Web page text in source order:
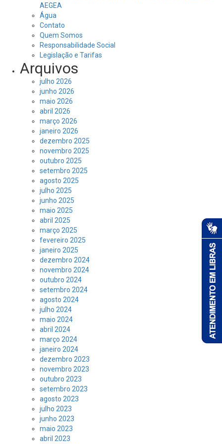
AEGEA
Água
Contato
Quem Somos
Responsabilidade Social
Legislação e Tarifas
Arquivos
julho 2026
junho 2026
maio 2026
abril 2026
março 2026
janeiro 2026
dezembro 2025
novembro 2025
outubro 2025
setembro 2025
agosto 2025
julho 2025
junho 2025
maio 2025
abril 2025
março 2025
fevereiro 2025
janeiro 2025
dezembro 2024
novembro 2024
outubro 2024
setembro 2024
agosto 2024
julho 2024
maio 2024
abril 2024
março 2024
janeiro 2024
dezembro 2023
novembro 2023
outubro 2023
setembro 2023
agosto 2023
julho 2023
junho 2023
maio 2023
abril 2023